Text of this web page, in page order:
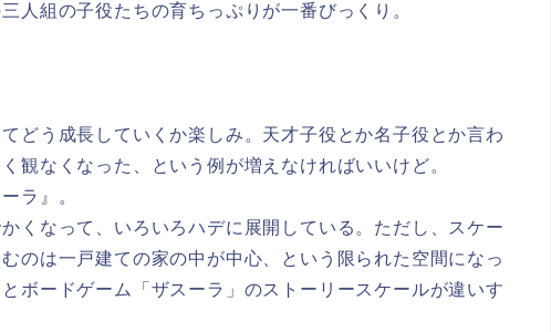
人組の子役たちの育ちっぷりが一番びっくり。
どう成長していくか楽しみ。天才子役とか名子役とか言わ
観なくなった、という例が増えなければいいけど。
ラ』。
くなって、いろいろハデに展開している。ただし、スケー
のは一戸建ての家の中が中心、という限られた空間になっ
ボードゲーム「ザスーラ」のストーリースケールが違いす